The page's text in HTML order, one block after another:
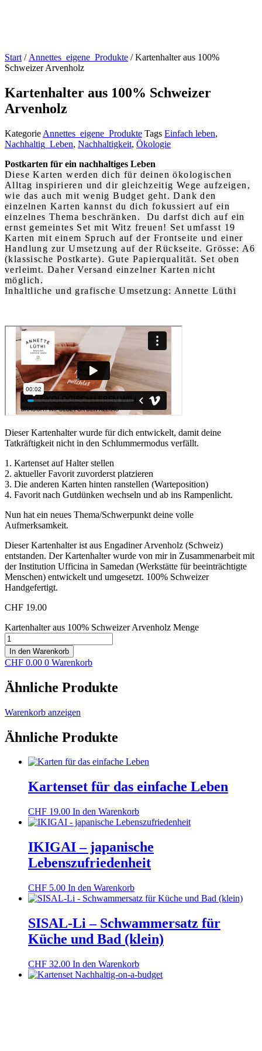
Start / Annettes_eigene_Produkte / Kartenhalter aus 100%
Schweizer Arvenholz
Kartenhalter aus 100% Schweizer
Arvenholz
Kategorie Annettes_eigene_Produkte Tags Einfach leben,
Nachhaltig_Leben, Nachhaltigkeit, Ökologie
Postkarten für ein nachhaltiges Leben
Diese Karten werden dich für deinen ökologischen
Alltag inspirieren und dir gleichzeitig Wege aufzeigen,
wie das auch mit wenig Budget geht. Dank den
einzelnen Karten kannst du dich fokussiert auf ein
einzelnes Thema beschränken. Du darfst dich auf ein
ernst gemeintes Set mit Witz freuen! Set umfasst 19
Karten mit einem Spruch auf der Frontseite und einer
Handlung zur Umsetzung auf der Rückseite. Grösse: A6
(klassische Postkarte). Gute Papierqualität. Set oben
verleimt. Daher Versand einzelner Karten nicht
möglich.
Inhaltliche und grafische Umsetzung: Annette Lüthi
Dieser Kartenhalter wurde für dich entwickelt, damit deine
Tatkräftigkeit nicht in den Schlummermodus verfällt.
1. Kartenset auf Halter stellen
2. aktueller Favorit zuvorderst platzieren
3. Die anderen Karten hinten ranstellen (Warteposition)
4. Favorit nach Gutdünken wechseln und ab ins Rampenlicht.
Nun hat ein neues Thema/Schwerpunkt deine volle
Aufmerksamkeit.
Dieser Kartenhalter ist aus Engadiner Arvenholz (Schweiz)
entstanden. Der Kartenhalter wurde von mir in Zusammenarbeit mit
der Institution Ufficina in Samedan (Werkstätte für beeinträchtigte
Menschen) entwickelt und umgesetzt. 100% Schweizer
Handgefertigt.
CHF 19.00
Kartenhalter aus 100% Schweizer Arvenholz Menge
In den Warenkorb
CHF 0.00 0 Warenkorb
Ähnliche Produkte
Warenkorb anzeigen
Ähnliche Produkte
Kartenset für das einfache Leben
CHF 19.00 In den Warenkorb
IKIGAI – japanische
Lebenszufriedenheit
CHF 5.00 In den Warenkorb
SISAL-Li – Schwammersatz für
Küche und Bad (klein)
CHF 32.00 In den Warenkorb